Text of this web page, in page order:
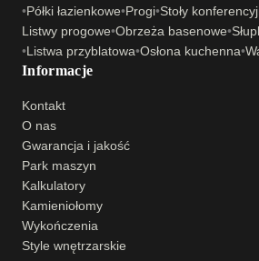
•Półki łazienkowe•Progi•Stoły
Listwy progowe•Obrzeża basenowe•
•Listwa przyblatowa•Osłona kuchenna•
Informacje
Kontakt
O nas
Gwarancja i jakość
Park maszyn
Kalkulatory
Kamieniołomy
Wykończenia
Style wnętrzarskie